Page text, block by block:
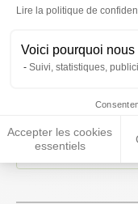
Lire la politique de
Voici pourquoi
Suivi, statistiques,
Accepter les cookies
essentiels
61,40 €
49,12 €